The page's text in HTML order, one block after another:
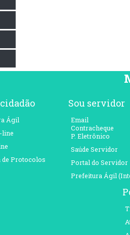
Ágil
line
de Protocolos
Sou servidor
Email
Contracheque
P. Eletrônico
Saúde Servidor
Portal do Servidor
Prefeitura Ágil